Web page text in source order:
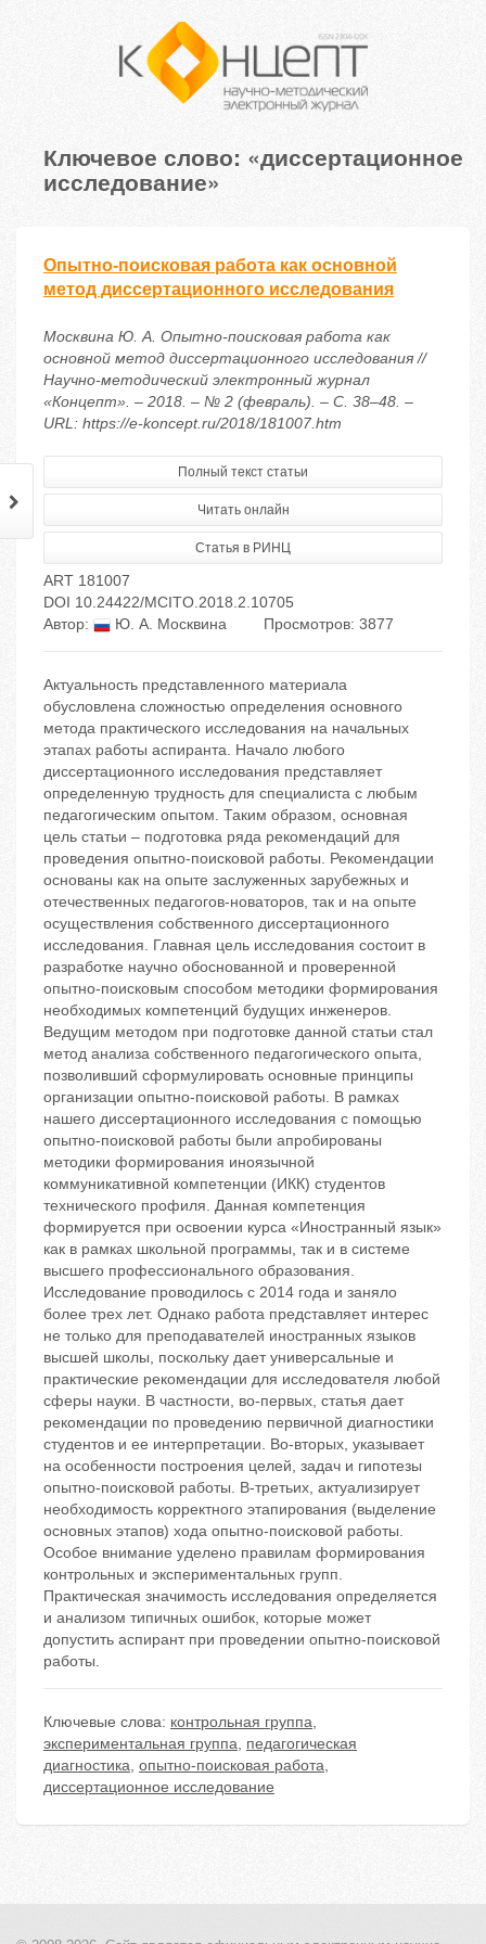
Ключевое слово: «диссертационное
исследование»
Опытно-поисковая работа как основной
метод диссертационного исследования
Москвина Ю. А. Опытно-поисковая работа как
основной метод диссертационного исследования //
Научно-методический электронный журнал
«Концепт». – 2018. – № 2 (февраль). – С. 38–48. –
URL: https://e-koncept.ru/2018/181007.htm
Полный текст статьи
Читать онлайн
Статья в РИНЦ
ART 181007
DOI 10.24422/MCITO.2018.2.10705
Автор:
Ю. А. Москвина Просмотров: 3877
Актуальность представленного материала
обусловлена сложностью определения основного
метода практического исследования на начальных
этапах работы аспиранта. Начало любого
диссертационного исследования представляет
определенную трудность для специалиста с любым
педагогическим опытом. Таким образом, основная
цель статьи – подготовка ряда рекомендаций для
проведения опытно-поисковой работы. Рекомендации
основаны как на опыте заслуженных зарубежных и
отечественных педагогов-новаторов, так и на опыте
осуществления собственного диссертационного
исследования. Главная цель исследования состоит в
разработке научно обоснованной и проверенной
опытно-поисковым способом методики формирования
необходимых компетенций будущих инженеров.
Ведущим методом при подготовке данной статьи стал
метод анализа собственного педагогического опыта,
позволивший сформулировать основные принципы
организации опытно-поисковой работы. В рамках
нашего диссертационного исследования с помощью
опытно-поисковой работы были апробированы
методики формирования иноязычной
коммуникативной компетенции (ИКК) студентов
технического профиля. Данная компетенция
формируется при освоении курса «Иностранный язык»
как в рамках школьной программы, так и в системе
высшего профессионального образования.
Исследование проводилось с 2014 года и заняло
более трех лет. Однако работа представляет интерес
не только для преподавателей иностранных языков
высшей школы, поскольку дает универсальные и
практические рекомендации для исследователя любой
сферы науки. В частности, во-первых, статья дает
рекомендации по проведению первичной диагностики
студентов и ее интерпретации. Во-вторых, указывает
на особенности построения целей, задач и гипотезы
опытно-поисковой работы. В-третьих, актуализирует
необходимость корректного этапирования (выделение
основных этапов) хода опытно-поисковой работы.
Особое внимание уделено правилам формирования
контрольных и экспериментальных групп.
Практическая значимость исследования определяется
и анализом типичных ошибок, которые может
допустить аспирант при проведении опытно-поисковой
работы.
Ключевые слова: контрольная группа,
экспериментальная группа, педагогическая
диагностика, опытно-поисковая работа,
диссертационное исследование